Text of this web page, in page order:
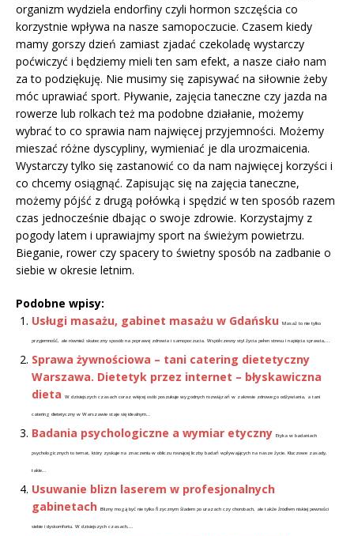
organizm wydziela endorfiny czyli hormon szczęścia co
korzystnie wpływa na nasze samopoczucie. Czasem kiedy
mamy gorszy dzień zamiast zjadać czekoladę wystarczy
poćwiczyć i będziemy mieli ten sam efekt, a nasze ciało nam
za to podziękuję. Nie musimy się zapisywać na siłownie żeby
móc uprawiać sport. Pływanie, zajęcia taneczne czy jazda na
rowerze lub rolkach też ma podobne działanie, możemy
wybrać to co sprawia nam najwięcej przyjemności. Możemy
mieszać różne dyscypliny, wymieniać je dla urozmaicenia.
Wystarczy tylko się zastanowić co da nam najwięcej korzyści i
co chcemy osiągnąć. Zapisując się na zajęcia taneczne,
możemy pójść z drugą połówką i spędzić w ten sposób razem
czas jednocześnie dbając o swoje zdrowie. Korzystajmy z
pogody latem i uprawiajmy sport na świeżym powietrzu.
Bieganie, rower czy spacery to świetny sposób na zadbanie o
siebie w okresie letnim.
Podobne wpisy:
Usługi masażu, gabinet masażu w Gdańsku
Masaż to nie tylko
przyjemność, ale również skuteczny sposób na poprawę zdrowia i samopoczucia. Współczesny styl życia pełen stresu i napięcia sprawia,...
Sprawa żywnościowa – tani catering dietetyczny
Warszawa. Dietetyk przez internet – błyskawiczna
dieta
W dzisiejszych czasach coraz więcej osób poszukuje wygodnych rozwiązań w zakresie zdrowego odżywiania, a tani
catering dietetyczny w Warszawie staje się idealnym...
Badania psychologiczne a wymiar etyczny Etyka w badaniach
psychologicznych to temat, który zyskuje na znaczeniu w obliczu rosnącej liczby badań wpływających na nasze życie. Kluczowe zasady,
takie...
Usuwanie blizn laserem w profesjonalnych
gabinetach
Blizny mogą być nie tylko fizycznym śladem po urazach czy chorobach, ale także źródłem niskiej pewności
siebie i dyskomfortu. W dzisiejszych czasach,...